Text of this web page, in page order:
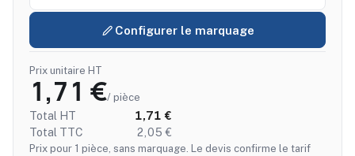
Configurer le marquage
Prix unitaire HT
1,71 €/ pièce
Total HT
1,71 €
Total TTC
2,05 €
Prix pour 1 pièce, sans marquage. Le devis confirme le tarif